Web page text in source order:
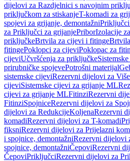
dijelovi za Razdjelnici s navojnim
priključkom za stiskanjeT-komadi za
spojevi za grijanje, demontažni
za Priključci za grijanjePriborIzolacije
priključkeBrtvila za cijevi i fitinge
fitingePoklopci za cijeviPoklopac za
cijeviUčvršćenja za priključke
prirubničke spojevePotrošni materijal
sistemske cijeviRezervni dijelovi za
cijeviSistemske cijevi za grijanje ML
cijevi za grijanje MLFitinziRezervni
FitinziSpojniceRezervni dijelovi za
dijelovi za RedukcijeKoljenaRezervni
komadiRezervni dijelovi za T-komadi
fiksniRezervni dijelovi za Prijelazni
i spojnice, demontažniRezervni dijelovi
spojnice, demontažniČepoviRezervni
ČepoviPriključciRezervni dijelovi za